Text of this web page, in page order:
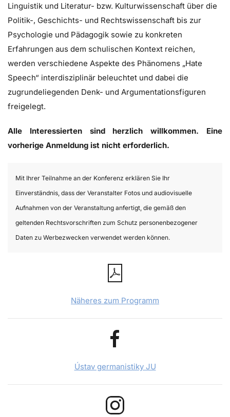
Linguistik und Literatur- bzw. Kulturwissenschaft über die
Politik-, Geschichts- und Rechtswissenschaft bis zur
Psychologie und Pädagogik sowie zu konkreten
Erfahrungen aus dem schulischen Kontext reichen,
werden verschiedene Aspekte des Phänomens „Hate
Speech“ interdisziplinär beleuchtet und dabei die
zugrundeliegenden Denk- und Argumentationsfiguren
freigelegt.
Alle Interessierten sind herzlich willkommen.
Eine
vorherige Anmeldung ist nicht erforderlich.
Mit Ihrer Teilnahme an der Konferenz erklären Sie Ihr
Einverständnis, dass der Veranstalter Fotos und audiovisuelle
Aufnahmen von der Veranstaltung anfertigt, die gemäß den
geltenden Rechtsvorschriften zum Schutz personenbezogener
Daten zu Werbezwecken verwendet werden können.
Näheres zum Programm
Ústav germanistiky JU